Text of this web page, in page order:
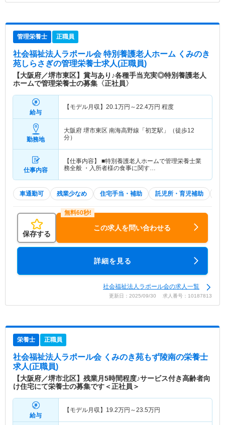
管理栄養士 正職員
社会福祉法人ラポール会 特別養護老人ホーム くみのき
苑しらさぎの管理栄養士求人(正職員)
【大阪府／堺市東区】賞与あり♪各種手当充実◎特別養護老人
ホームで管理栄養士の募集〈正社員〉
給与
【モデル月収】 20.1万円～22.4万円 程度
勤務地
大阪府 堺市東区 南海高野線「初芝駅」（徒歩12
分）
仕事内容
【仕事内容】 ■特別養護老人ホームで管理栄養士業
務全般 ・入所者様の食事に関す…
車通勤可 残業少なめ 住宅手当・補助 託児所・育児補助
保存する
この求人を問い合わせる
詳細を見る
社会福祉法人ラポール会の求人一覧
更新日：2025/09/30 求人番号：10187813
栄養士 正職員
社会福祉法人ラポール会 くみのき苑もず陵南の栄養士
求人(正職員)
【大阪府／堺市北区】残業月5時間程度♪サービス付き高齢者向
け住宅にて栄養士の募集です＜正社員＞
給与
【モデル月収】 19.2万円～23.5万円